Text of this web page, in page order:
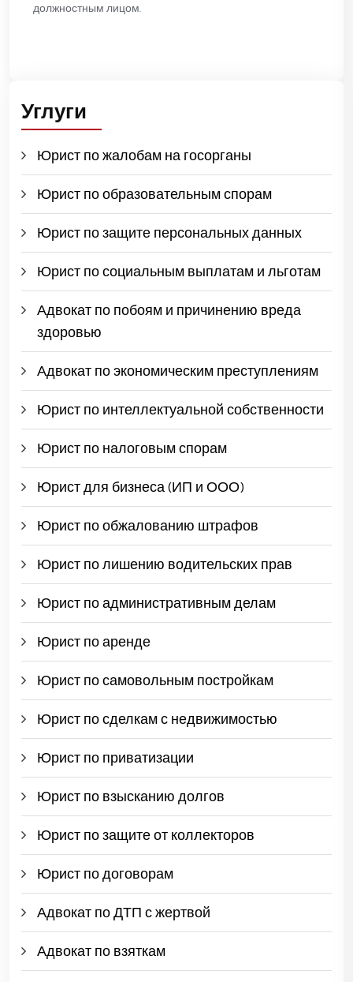
должностным лицом.
Углуги
Юрист по жалобам на госорганы
Юрист по образовательным спорам
Юрист по защите персональных данных
Юрист по социальным выплатам и льготам
Адвокат по побоям и причинению вреда
здоровью
Адвокат по экономическим преступлениям
Юрист по интеллектуальной собственности
Юрист по налоговым спорам
Юрист для бизнеса (ИП и ООО)
Юрист по обжалованию штрафов
Юрист по лишению водительских прав
Юрист по административным делам
Юрист по аренде
Юрист по самовольным постройкам
Юрист по сделкам с недвижимостью
Юрист по приватизации
Юрист по взысканию долгов
Юрист по защите от коллекторов
Юрист по договорам
Адвокат по ДТП с жертвой
Адвокат по взяткам